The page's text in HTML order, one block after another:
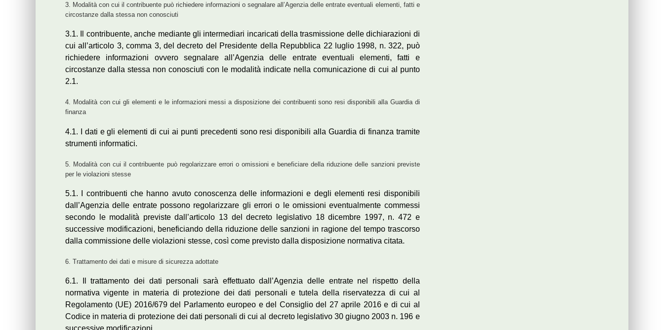
3. Modalità con cui il contribuente può richiedere informazioni o segnalare all’Agenzia delle entrate eventuali elementi, fatti e
circostanze dalla stessa non conosciuti
3.1. Il contribuente, anche mediante gli intermediari incaricati della trasmissione delle dichiarazioni di
cui all’articolo 3, comma 3, del decreto del Presidente della Repubblica 22 luglio 1998, n. 322, può
richiedere informazioni ovvero segnalare all’Agenzia delle entrate eventuali elementi, fatti e
circostanze dalla stessa non conosciuti con le modalità indicate nella comunicazione di cui al punto
2.1.
4. Modalità con cui gli elementi e le informazioni messi a disposizione dei contribuenti sono resi disponibili alla Guardia di
finanza
4.1. I dati e gli elementi di cui ai punti precedenti sono resi disponibili alla Guardia di finanza tramite
strumenti informatici.
5. Modalità con cui il contribuente può regolarizzare errori o omissioni e beneficiare della riduzione delle sanzioni previste
per le violazioni stesse
5.1. I contribuenti che hanno avuto conoscenza delle informazioni e degli elementi resi disponibili
dall’Agenzia delle entrate possono regolarizzare gli errori o le omissioni eventualmente commessi
secondo le modalità previste dall’articolo 13 del decreto legislativo 18 dicembre 1997, n. 472 e
successive modificazioni, beneficiando della riduzione delle sanzioni in ragione del tempo trascorso
dalla commissione delle violazioni stesse, così come previsto dalla disposizione normativa citata.
6. Trattamento dei dati e misure di sicurezza adottate
6.1. Il trattamento dei dati personali sarà effettuato dall’Agenzia delle entrate nel rispetto della
normativa vigente in materia di protezione dei dati personali e tutela della riservatezza di cui al
Regolamento (UE) 2016/679 del Parlamento europeo e del Consiglio del 27 aprile 2016 e di cui al
Codice in materia di protezione dei dati personali di cui al decreto legislativo 30 giugno 2003 n. 196 e
successive modificazioni.